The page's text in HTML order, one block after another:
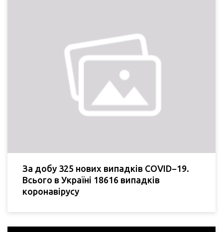
За добу 325 нових випадків COVID−19.
Всього в Україні 18616 випадків
коронавірусу